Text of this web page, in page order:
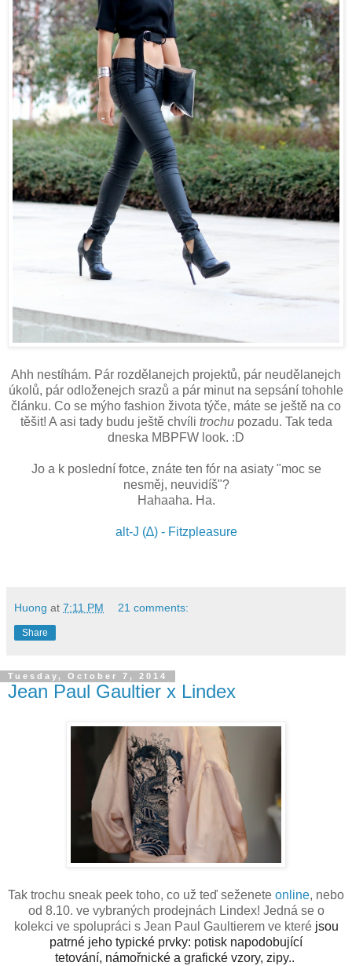
Ahh nestíhám. Pár rozdělanejch projektů, pár neudělanejch
úkolů, pár odloženejch srazů a pár minut na sepsání tohohle
článku. Co se mýho fashion života týče, máte se ještě na co
těšit! A asi tady budu ještě chvíli trochupozadu. Tak teda
dneska MBPFW look. :D
Jo a k poslední fotce, znáte ten fór na asiaty "moc se
nesměj, neuvidíš"?
Hahaaha. Ha.
alt-J (∆) - Fitzpleasure
Huong at 7:11 PM 21 comments:
Share
Tuesday, October 7, 2014
Jean Paul Gaultier x Lindex
Tak trochu sneak peek toho, co už teď seženete online, nebo
od 8.10. ve vybraných prodejnách Lindex! Jedná se o
kolekci ve spolupráci s Jean Paul Gaultierem ve které jsou
patrné jeho typické prvky: potisk napodobující
tetování, námořnické a grafické vzory, zipy..